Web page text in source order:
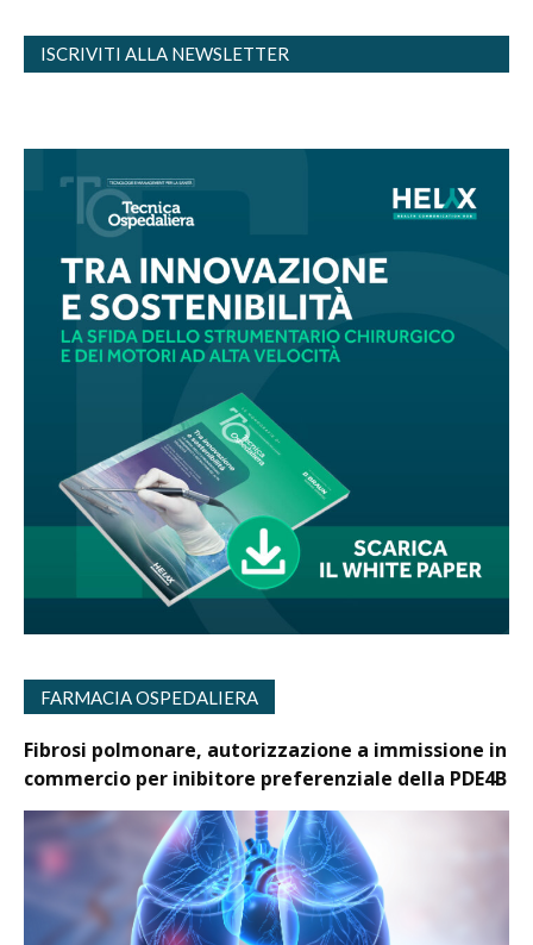
ISCRIVITI ALLA NEWSLETTER
FARMACIA OSPEDALIERA
Fibrosi polmonare, autorizzazione a immissione in
commercio per inibitore preferenziale della PDE4B